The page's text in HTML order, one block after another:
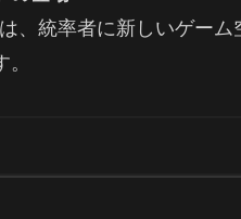
、統率者に新しいゲー